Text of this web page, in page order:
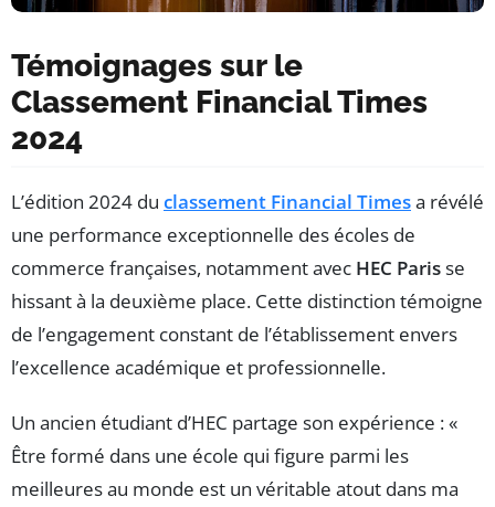
Témoignages sur le
Classement Financial Times
2024
L’édition 2024 du classement Financial Timesa révélé
une performance exceptionnelle des écoles de
commerce françaises, notamment avec HEC Parisse
hissant à la deuxième place. Cette distinction témoigne
de l’engagement constant de l’établissement envers
l’excellence académique et professionnelle.
Un ancien étudiant d’HEC partage son expérience : «
Être formé dans une école qui figure parmi les
meilleures au monde est un véritable atout dans ma